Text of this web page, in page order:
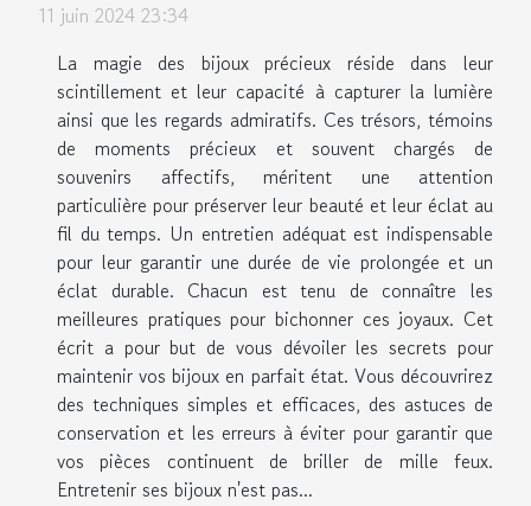
11 juin 2024 23:34
La magie des bijoux précieux réside dans leur
scintillement et leur capacité à capturer la lumière
ainsi que les regards admiratifs. Ces trésors, témoins
de moments précieux et souvent chargés de
souvenirs affectifs, méritent une attention
particulière pour préserver leur beauté et leur éclat au
fil du temps. Un entretien adéquat est indispensable
pour leur garantir une durée de vie prolongée et un
éclat durable. Chacun est tenu de connaître les
meilleures pratiques pour bichonner ces joyaux. Cet
écrit a pour but de vous dévoiler les secrets pour
maintenir vos bijoux en parfait état. Vous découvrirez
des techniques simples et efficaces, des astuces de
conservation et les erreurs à éviter pour garantir que
vos pièces continuent de briller de mille feux.
Entretenir ses bijoux n'est pas...